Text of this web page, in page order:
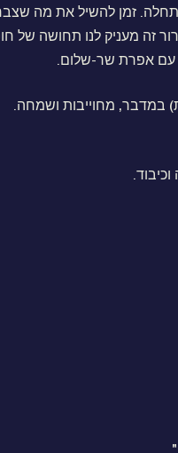
זמן להשיל את מה
זה מעניק לנו תחושה של
עם אפרת שר-שלום.
במדבר, מחוייבות ושמחה.